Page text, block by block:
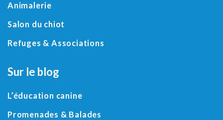
Animalerie
Salon du chiot
Refuges &Associations
Sur le blog
L’éducation canine
Promenades & Balades